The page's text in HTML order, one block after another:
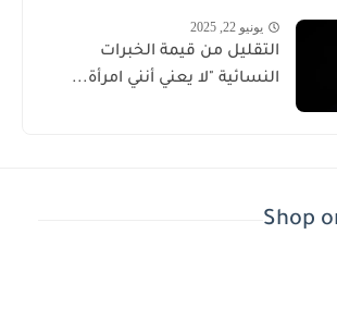
يونيو 22, 2025
التقليل من قيمة الخبرات
النسائية "لا يعني أنني امرأة...
Shop